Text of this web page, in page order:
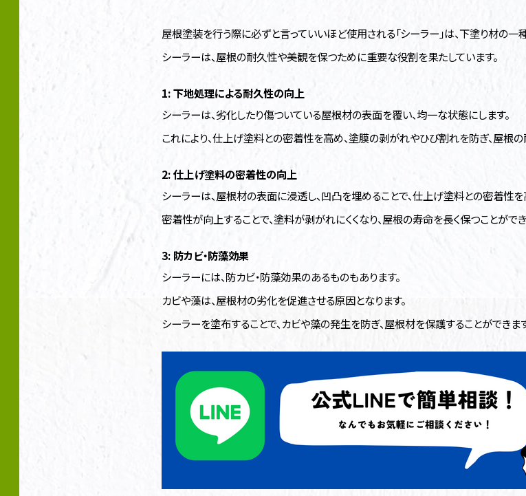
屋根塗装を行う際に必ずと言っていいほど使用される「シーラー」は、下塗り材の一
シーラーは、屋根の耐久性や美観を保つために重要な役割を果たしています。
1: 下地処理による耐久性の向上
シーラーは、劣化したり傷ついている屋根材の表面を覆い、均一な状態にします。
これにより、仕上げ塗料との密着性を高め、塗膜の剥がれやひび割れを防ぎ、屋根
2: 仕上げ塗料の密着性の向上
シーラーは、屋根材の表面に浸透し、凹凸を埋めることで、仕上げ塗料との密着性を
密着性が向上することで、塗料が剥がれにくくなり、屋根の寿命を長く保つことができ
3: 防カビ・防藻効果
シーラーには、防カビ・防藻効果のあるものもあります。
カビや藻は、屋根材の劣化を促進させる原因となります。
シーラーを塗布することで、カビや藻の発生を防ぎ、屋根材を保護することができま